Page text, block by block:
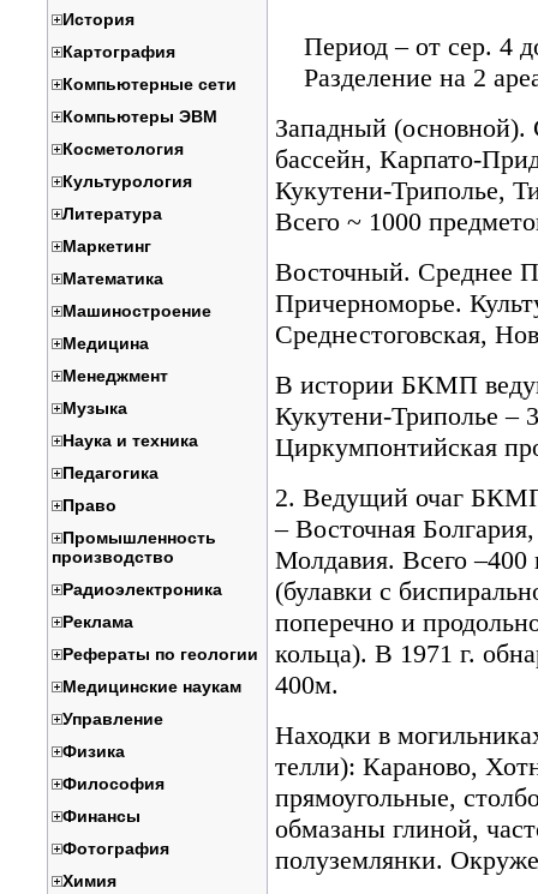
История
Картография
Компьютерные сети
Компьютеры ЭВМ
Косметология
Культурология
Литература
Маркетинг
Математика
Машиностроение
Медицина
Менеджмент
Музыка
Наука и техника
Педагогика
Право
Промышленность
производство
Радиоэлектроника
Реклама
Рефераты по геологии
Медицинские наукам
Управление
Физика
Философия
Финансы
Фотография
Химия
Период – от сер. 4
Разделение на 2
Западный (основной).
бассейн, Карпато-
Кукутени-Триполье,
Всего ~ 1000
Восточный. Среднее
Причерноморье.
Среднестоговская,
В истории БКМП
Кукутени-Триполье –
Циркумпонтийская
2. Ведущий очаг
– Восточная
Молдавия. Всего
(булавки с
поперечно и
кольца). В 1971 г.
400м.
Находки в
телли): Караново,
прямоугольные,
обмазаны глиной,
полуземлянки.